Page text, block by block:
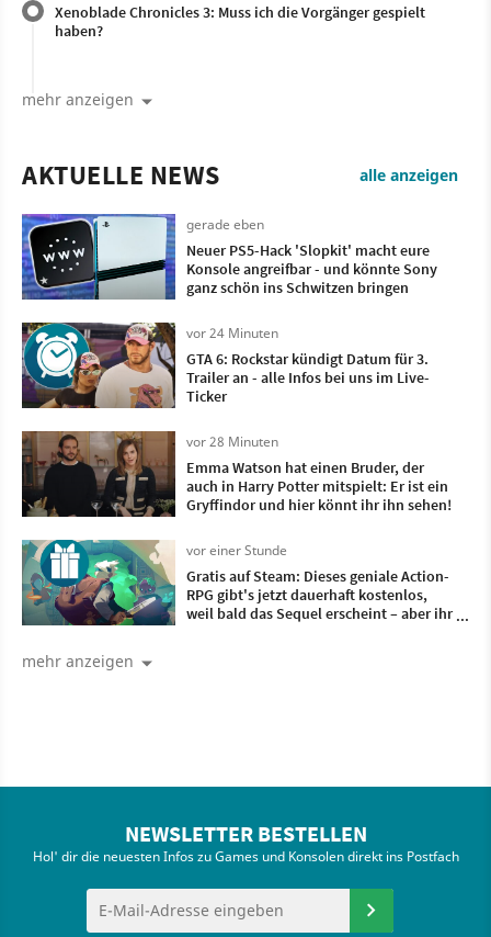
Xenoblade Chronicles 3: Muss ich die Vorgänger gespielt
haben?
mehr anzeigen
AKTUELLE NEWS alle anzeigen
gerade eben
Neuer PS5-Hack 'Slopkit' macht eure
Konsole angreifbar - und könnte Sony
ganz schön ins Schwitzen bringen
vor 24 Minuten
GTA 6: Rockstar kündigt Datum für 3.
Trailer an - alle Infos bei uns im Live-
Ticker
vor 28 Minuten
Emma Watson hat einen Bruder, der
auch in Harry Potter mitspielt: Er ist ein
Gryffindor und hier könnt ihr ihn sehen!
vor einer Stunde
Gratis auf Steam: Dieses geniale Action-
RPG gibt's jetzt dauerhaft kostenlos,
weil bald das Sequel erscheint – aber ihr
mehr anzeigen
NEWSLETTER BESTELLEN
Hol' dir die neuesten Infos zu Games und Konsolen direkt ins Postfach